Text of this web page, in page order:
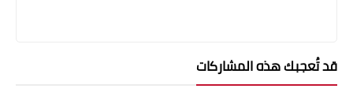
قد تُعجبك هذه المشاركات